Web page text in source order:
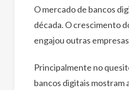
O mercado de bancos
década. O crescimento
engajou outras
Principalmente no
bancos digitais mostram